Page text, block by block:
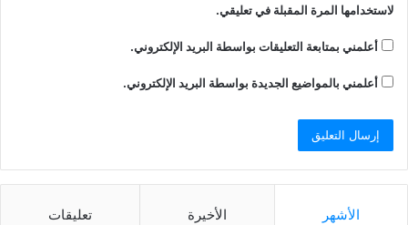
لاستخدامها المرة المقبلة في تعليقي.
أعلمني بمتابعة التعليقات بواسطة البريد الإلكتروني.
أعلمني بالمواضيع الجديدة بواسطة البريد الإلكتروني.
الأشهر الأخيرة تعليقات